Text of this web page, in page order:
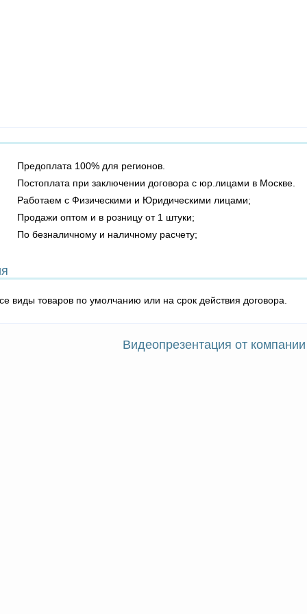
Предоплата 100% для регионов.
Постоплата при заключении договора с юр.лицами в Москве.
Работаем с Физическими и Юридическими лицами;
Продажи оптом и в розницу от 1 штуки;
По безналичному и наличному расчету;
виды товаров по умолчанию или на срок действия договора.
Видеопрезентация от